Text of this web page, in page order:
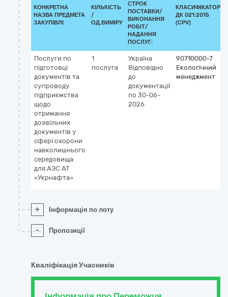
КОНКРЕТНА
НАЗВА ПРЕДМЕТА
ЗАКУПІВЛІ
КІЛЬКІСТЬ
/
ОД.ВИМІРУ
СТРОК
ПОСТАВКИ/
ВИКОНАННЯ
РОБІТ/
НАДАННЯ
ПОСЛУГ:
КЛАСИФІКАТОР
ДК 021:2015
(CPV)
Послуги по
підготовці
документів та
супроводу
підприємства
щодо
отримання
дозвільних
документів у
сфері охорони
навколишнього
середовища
для АЗС АТ
«Укрнафта»
1
послуга
Україна
Відповідно
до
документації
по 30-06-
2026
90710000-7
Екологічний
менеджмент
+ Інформація по лоту
- Пропозиції
Кваліфікація Учасників